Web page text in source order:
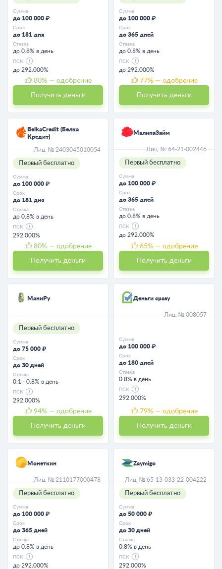
Сумма
до 100 000 ₽
Срок
до 181 дня
Ставка
до 0.8% в день
ПСК
до 292.000%
80% — одобрение
Получить деньги
Сумма
до 100 000 ₽
Срок
до 365 дней
Ставка
до 0.8% в день
ПСК
до 292.000%
77% — одобрение
Получить деньги
BelkaCredit (Белка
Кредит)
Лиц. № 2403045010054
Первый бесплатно
Сумма
до 100 000 ₽
Срок
до 181 дня
Ставка
до 0.8% в день
ПСК
292.000%
80% — одобрение
Получить деньги
МалинаЗайм
Лиц. № 64-21-002446
Первый бесплатно
Сумма
до 100 000 ₽
Срок
до 365 дней
Ставка
до 0.8% в день
ПСК
до 292.000%
65% — одобрение
Получить деньги
МаниРу
Первый бесплатно
Сумма
до 75 000 ₽
Срок
до 30 дней
Ставка
0.1 - 0.8% в день
ПСК
292.000%
94% — одобрение
Получить деньги
Деньги сразу
Лиц. № 008057
Сумма
до 100 000 ₽
Срок
до 180 дней
Ставка
0.8% в день
ПСК
292.000%
79% — одобрение
Получить деньги
Монеткин
Лиц. № 2110177000478
Первый бесплатно
Сумма
до 100 000 ₽
Срок
до 365 дней
Ставка
до 0.8% в день
ПСК
до 292.000%
Zaymigo
Лиц. № 65-13-033-22-004222
Первый бесплатно
Сумма
до 50 000 ₽
Срок
до 30 дней
Ставка
0.8% в день
ПСК
292.000%